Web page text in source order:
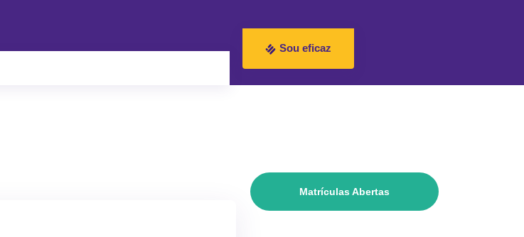
Sou eficaz
Matrículas Abertas